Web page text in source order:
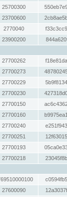
25700300
23700600
2770040
23900200
27700262
27700273
27700229
27700230
27700150
27700160
27700240
27700251
27700193
27700218
27600090